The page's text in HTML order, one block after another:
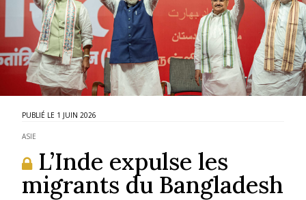
1 JUIN 2026
ASIE
L’Inde expulse les
migrants du Bangladesh